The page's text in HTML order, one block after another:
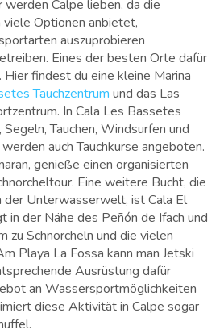
Calpe lieben, da die
Optionen anbietet,
auszuprobieren
Eines der besten Orte dafür
findest du eine kleine Marina
Tauchzentrum und das Las
In Cala Les Bassetes
Tauchen, Windsurfen und
auch Tauchkurse angeboten.
genieße einen organisierten
Eine weitere Bucht, die
der Unterwasserwelt, ist Cala El
in der Nähe des Peñón de Ifach und
zu Schnorcheln und die vielen
Playa La Fossa kann man Jetski
Ausrüstung dafür
an Wassersportmöglichkeiten
diese Aktivität in Calpe sogar